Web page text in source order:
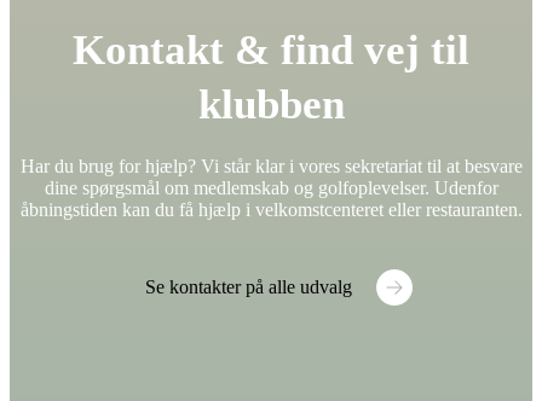
Kontakt & find vej til
klubben
Har du brug for hjælp? Vi står klar i vores sekretariat til at besvare
dine spørgsmål om medlemskab og golfoplevelser. Udenfor
åbningstiden kan du få hjælp i velkomstcenteret eller restauranten.
Se kontakter på alle udvalg